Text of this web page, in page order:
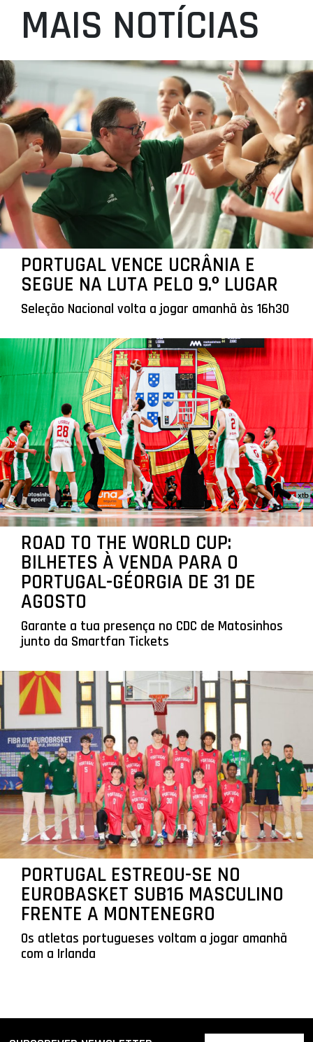
MAIS NOTÍCIAS
PORTUGAL VENCE UCRÂNIA E
SEGUE NA LUTA PELO 9.º LUGAR
Seleção Nacional volta a jogar amanhã às 16h30
ROAD TO THE WORLD CUP:
BILHETES À VENDA PARA O
PORTUGAL-GÉORGIA DE 31 DE
AGOSTO
Garante a tua presença no CDC de Matosinhos
junto da Smartfan Tickets
PORTUGAL ESTREOU-SE NO
EUROBASKET SUB16 MASCULINO
FRENTE A MONTENEGRO
Os atletas portugueses voltam a jogar amanhã
com a Irlanda